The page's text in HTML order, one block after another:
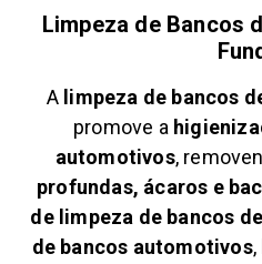
Limpeza de Bancos
A limpeza de bancos
promove a
automotivos,
profundas, ácaros e
de limpeza de bancos
de bancos automotivos,